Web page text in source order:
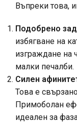
Въпреки това,
Подобрено
избягване на
изграждане на
малки печалби.
Силен
Това е
Примоболан
идеален за